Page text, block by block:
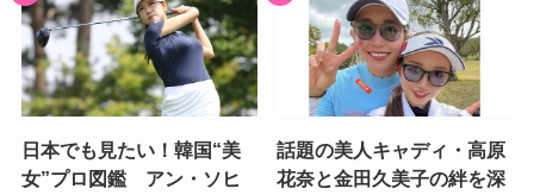
日本でも見たい！韓国“美
女”プロ図鑑 アン・ソヒ
話題の美人キャディ・高原
花奈と金田久美子の絆を深